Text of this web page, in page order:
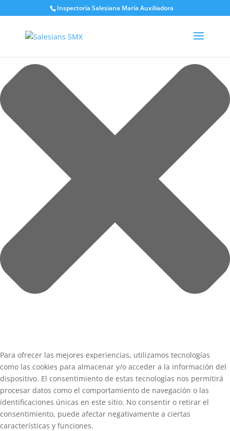
Gestionar el consentimiento de las cookies
Para ofrecer las mejores experiencias, utilizamos tecnologías
como las cookies para almacenar y/o acceder a la información del
dispositivo. El consentimiento de estas tecnologías nos permitirá
procesar datos como el comportamiento de navegación o las
identificaciones únicas en este sitio. No consentir o retirar el
consentimiento, puede afectar negativamente a ciertas
características y funciones.
Inspectoría Salesiana María Auxiliadora